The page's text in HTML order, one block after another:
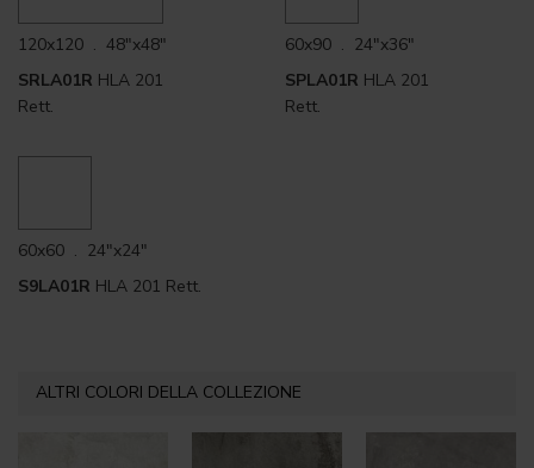
120x120 . 48"x48"
SRLA01R HLA 201
Rett.
60x90 . 24"x36"
SPLA01R HLA 201
Rett.
60x60 . 24"x24"
S9LA01R HLA 201 Rett.
ALTRI COLORI DELLA COLLEZIONE